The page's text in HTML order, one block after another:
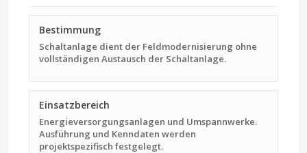
Bestimmung
Schaltanlage dient der Feldmodernisierung ohne
vollständigen Austausch der Schaltanlage.
Einsatzbereich
Energieversorgungsanlagen und Umspannwerke.
Ausführung und Kenndaten werden
projektspezifisch festgelegt.